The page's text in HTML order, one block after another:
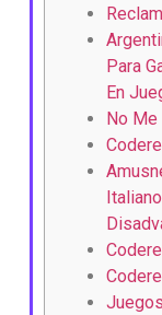
Para
En
No
Codere